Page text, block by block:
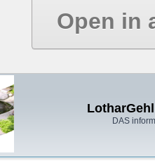
Open in
DAS